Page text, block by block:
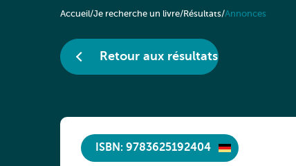
Accueil/Je recherche un livre/Résultats/Annonces
Retour aux résultats
ISBN: 9783625192404